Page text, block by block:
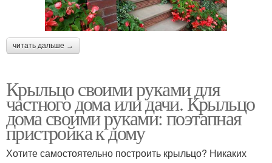
читать дальше →
Крыльцо своими руками для
частного дома или дачи. Крыльцо
дома своими руками: поэтапная
пристройка к дому
Хотите самостоятельно построить крыльцо? Никаких